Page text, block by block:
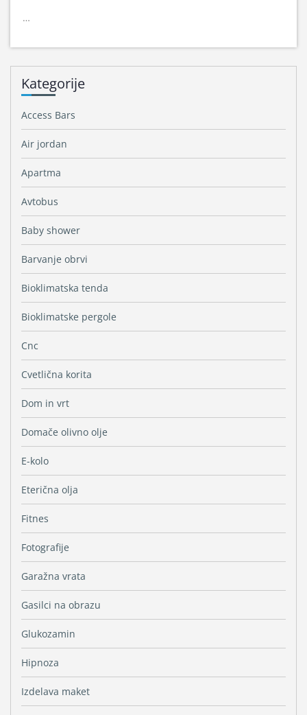
…
Kategorije
Access Bars
Air jordan
Apartma
Avtobus
Baby shower
Barvanje obrvi
Bioklimatska tenda
Bioklimatske pergole
Cnc
Cvetlična korita
Dom in vrt
Domače olivno olje
E-kolo
Eterična olja
Fitnes
Fotografije
Garažna vrata
Gasilci na obrazu
Glukozamin
Hipnoza
Izdelava maket